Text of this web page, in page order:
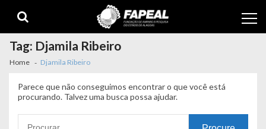
navigation
content
Tag: Djamila Ribeiro
Home Djamila Ribeiro
Parece que não conseguimos encontrar o que você está
procurando. Talvez uma busca possa ajudar.